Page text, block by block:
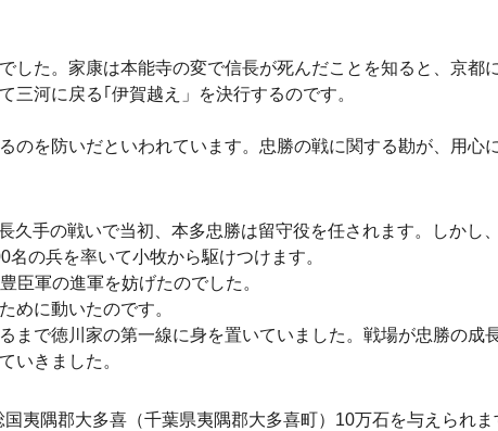
した。家康は本能寺の変で信長が死んだことを知ると、京都
三河に戻る｢伊賀越え」を決行するのです。
のを防いだといわれています。忠勝の戦に関する勘が、用心
久手の戦いで当初、本多忠勝は留守役を任されます。しかし
の兵を率いて小牧から駆けつけます。
臣軍の進軍を妨げたのでした。
めに動いたのです。
まで徳川家の第一線に身を置いていました。戦場が忠勝の成
いきました。
夷隅郡大多喜（千葉県夷隅郡大多喜町）10万石を与えられま